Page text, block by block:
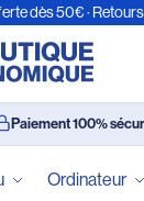
dès 50€ ·
Paiement 100%
Ordinateur